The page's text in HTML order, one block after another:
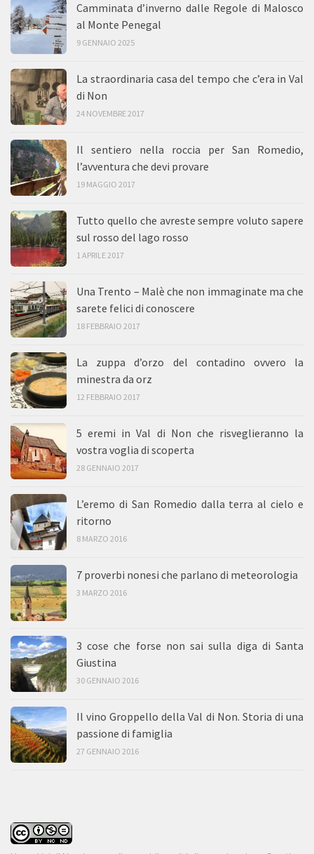
Camminata d’inverno dalle Regole di Malosco
al Monte Penegal
9 GENNAIO 2025
La straordinaria casa del tempo che c’era in Val
di Non
24 NOVEMBRE 2017
Il sentiero nella roccia per San Romedio,
l’avventura che devi provare
19 MAGGIO 2017
Tutto quello che avreste sempre voluto sapere
sul rosso del lago rosso
1 APRILE 2017
Una Trento – Malè che non immaginate ma che
sarete felici di conoscere
18 FEBBRAIO 2017
La zuppa d’orzo del contadino ovvero la
minestra da orz
12 FEBBRAIO 2017
5 eremi in Val di Non che risveglieranno la
vostra voglia di scoperta
28 GENNAIO 2017
L’eremo di San Romedio dalla terra al cielo e
ritorno
8 MARZO 2016
7 proverbi nonesi che parlano di meteorologia
3 MARZO 2016
3 cose che forse non sai sulla diga di Santa
Giustina
30 GENNAIO 2016
Il vino Groppello della Val di Non. Storia di una
passione di famiglia
27 GENNAIO 2016